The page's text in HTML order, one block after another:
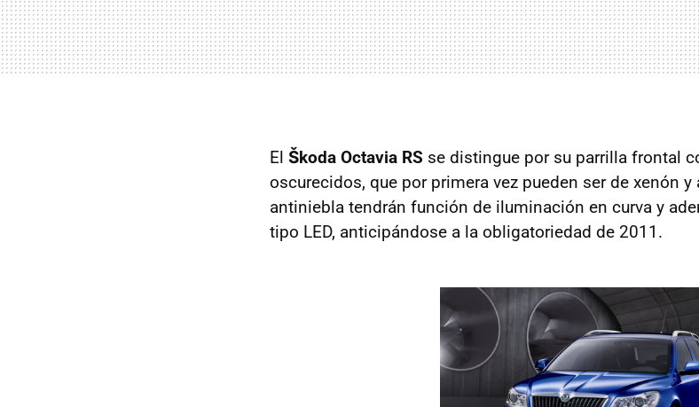
El Škoda Octavia RS se distingue por su parrilla frontal
oscurecidos, que por primera vez pueden ser de xenón
antiniebla tendrán función de iluminación en curva y
tipo LED, anticipándose a la obligatoriedad de 2011.